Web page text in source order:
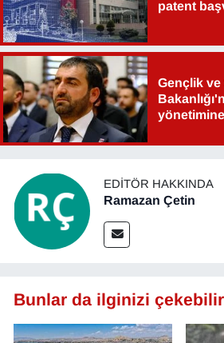
patent
Gençlik ve
EDITÖR HAKKINDA
Ramazan Çetin
Bunlar da ilginizi çekebilir